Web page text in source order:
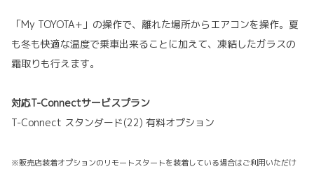
「My TOYOTA+」の操作で、離れた場所からエアコンを操作。夏
も冬も快適な温度で乗車出来ることに加えて、凍結したガラスの
霜取りも行えます。
対応T-Connectサービスプラン
T-Connect スタンダード(22) 有料オプション
※販売店装着オプションのリモートスタートを装着している場合はご利用いただけ